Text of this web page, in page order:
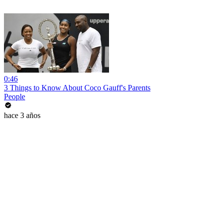
0:46
3 Things to Know About Coco Gauff's Parents
People
hace 3 años